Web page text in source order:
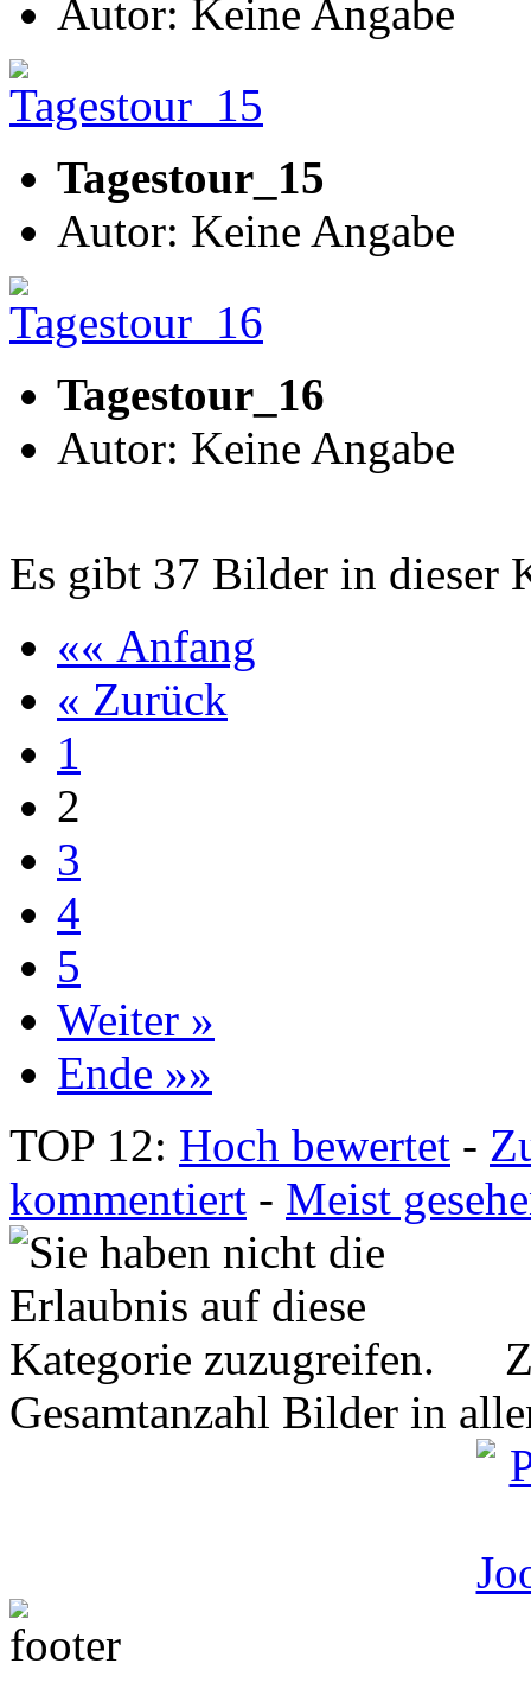
Autor: Keine Angabe
Tagestour_15
Autor: Keine Angabe
Tagestour_16
Autor: Keine Angabe
Es gibt 37 Bilder in dieser
«« Anfang
« Zurück
1
2
3
4
5
Weiter »
Ende »»
TOP 12: Hoch bewertet -
kommentiert - Meist
Gesamtanzahl Bilder in